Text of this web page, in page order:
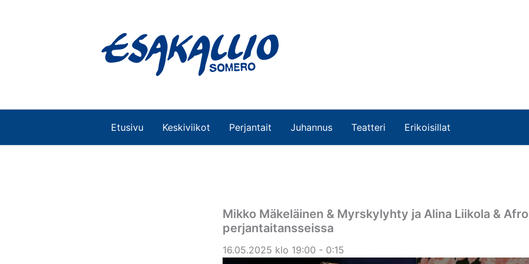
Etusivu Keskiviikot Perjantait Juhannus Teatteri Erikoisillat
Mikko Mäkeläinen & Myrskylyhty ja Alina Liikola &
perjantaitansseissa
16.05.2025 klo 19:00 - 0:15